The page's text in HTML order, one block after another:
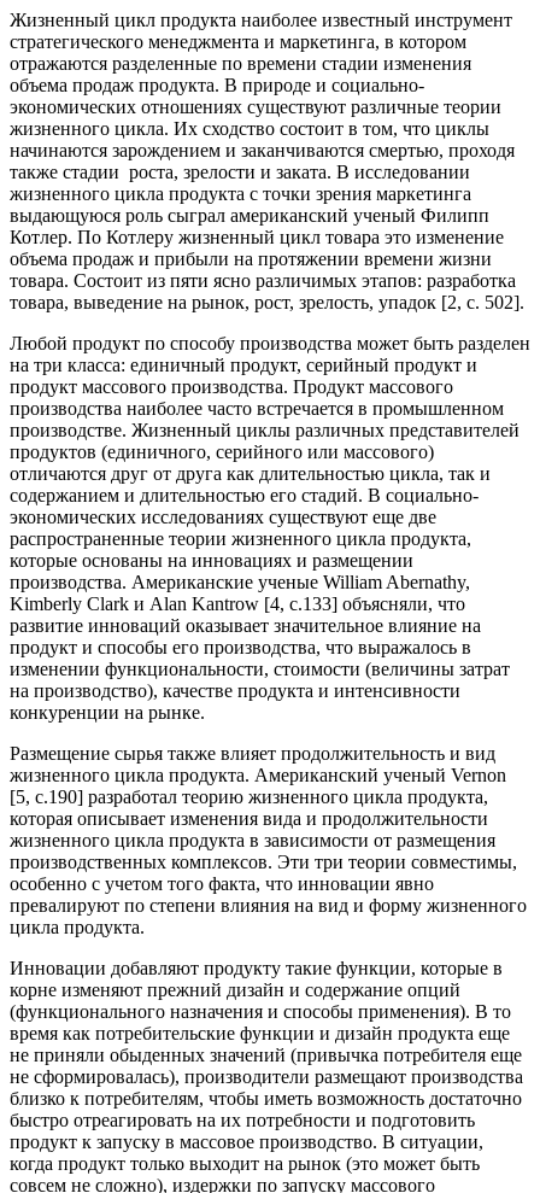
Жизненный цикл продукта наиболее известный инструмент
стратегического менеджмента и маркетинга, в котором
отражаются разделенные по времени стадии изменения
объема продаж продукта. В природе и социально-
экономических отношениях существуют различные теории
жизненного цикла. Их сходство состоит в том, что циклы
начинаются зарождением и заканчиваются смертью, проходя
также стадии роста, зрелости и заката. В исследовании
жизненного цикла продукта с точки зрения маркетинга
выдающуюся роль сыграл американский ученый Филипп
Котлер. По Котлеру жизненный цикл товара это изменение
объема продаж и прибыли на протяжении времени жизни
товара. Состоит из пяти ясно различимых этапов: разработка
товара, выведение на рынок, рост, зрелость, упадок [2, с. 502].
Любой продукт по способу производства может быть разделен
на три класса: единичный продукт, серийный продукт и
продукт массового производства. Продукт массового
производства наиболее часто встречается в промышленном
производстве. Жизненный циклы различных представителей
продуктов (единичного, серийного или массового)
отличаются друг от друга как длительностью цикла, так и
содержанием и длительностью его стадий. В социально-
экономических исследованиях существуют еще две
распространенные теории жизненного цикла продукта,
которые основаны на инновациях и размещении
производства. Американские ученые William Abernathy,
Kimberly Clark и Alan Kantrow [4, с.133] объясняли, что
развитие инноваций оказывает значительное влияние на
продукт и способы его производства, что выражалось в
изменении функциональности, стоимости (величины затрат
на производство), качестве продукта и интенсивности
конкуренции на рынке.
Размещение сырья также влияет продолжительность и вид
жизненного цикла продукта. Американский ученый Vernon
[5, с.190] разработал теорию жизненного цикла продукта,
которая описывает изменения вида и продолжительности
жизненного цикла продукта в зависимости от размещения
производственных комплексов. Эти три теории совместимы,
особенно с учетом того факта, что инновации явно
превалируют по степени влияния на вид и форму жизненного
цикла продукта.
Инновации добавляют продукту такие функции, которые в
корне изменяют прежний дизайн и содержание опций
(функционального назначения и способы применения). В то
время как потребительские функции и дизайн продукта еще
не приняли обыденных значений (привычка потребителя еще
не сформировалась), производители размещают производства
близко к потребителям, чтобы иметь возможность достаточно
быстро отреагировать на их потребности и подготовить
продукт к запуску в массовое производство. В ситуации,
когда продукт только выходит на рынок (это может быть
совсем не сложно), издержки по запуску массового